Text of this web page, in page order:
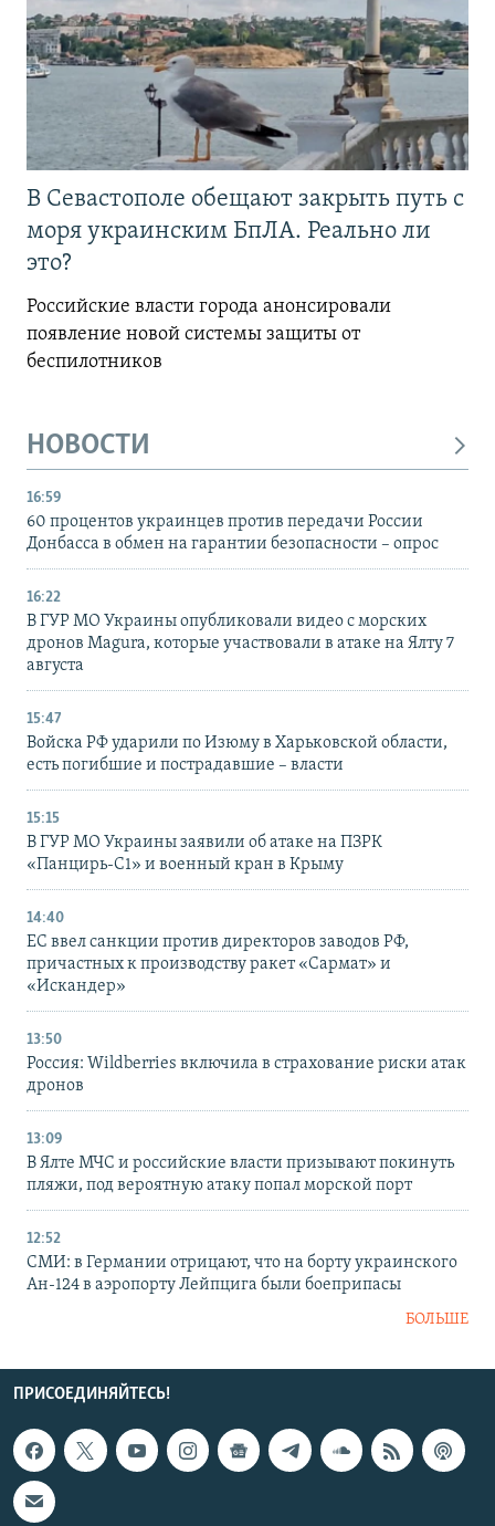
В Севастополе обещают закрыть путь с
моря украинским БпЛА. Реально ли
это?
Российские власти города анонсировали
появление новой системы защиты от
беспилотников
НОВОСТИ
16:59
60 процентов украинцев против передачи России
Донбасса в обмен на гарантии безопасности – опрос
16:22
В ГУР МО Украины опубликовали видео с морских
дронов Magura, которые участвовали в атаке на Ялту 7
августа
15:47
Войска РФ ударили по Изюму в Харьковской области,
есть погибшие и пострадавшие – власти
15:15
В ГУР МО Украины заявили об атаке на ПЗРК
«Панцирь-С1» и военный кран в Крыму
14:40
ЕС ввел санкции против директоров заводов РФ,
причастных к производству ракет «Сармат» и
«Искандер»
13:50
Россия: Wildberries включила в страхование риски атак
дронов
13:09
В Ялте МЧС и российские власти призывают покинуть
пляжи, под вероятную атаку попал морской порт
12:52
СМИ: в Германии отрицают, что на борту украинского
Ан-124 в аэропорту Лейпцига были боеприпасы
БОЛЬШЕ
ПРИСОЕДИНЯЙТЕСЬ!